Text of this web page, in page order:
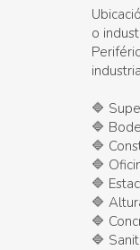
o
🔷
🔷
🔷
🔷
🔷
🔷
🔷
🔷